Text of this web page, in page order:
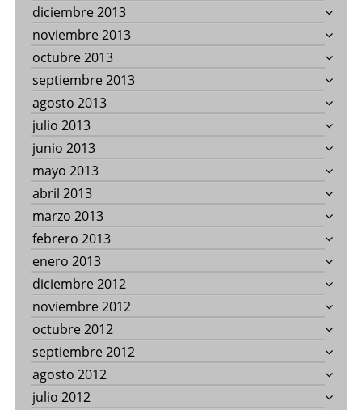
diciembre 2013
noviembre 2013
octubre 2013
septiembre 2013
agosto 2013
julio 2013
junio 2013
mayo 2013
abril 2013
marzo 2013
febrero 2013
enero 2013
diciembre 2012
noviembre 2012
octubre 2012
septiembre 2012
agosto 2012
julio 2012